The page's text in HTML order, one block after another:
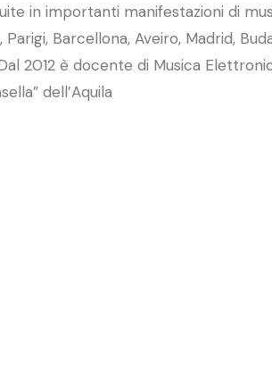
in importanti manifestazioni di
Barcellona, Aveiro, Madrid,
2012 è docente di Musica
dell’Aquila